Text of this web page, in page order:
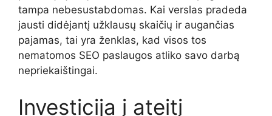
tampa nebesustabdomas. Kai verslas pradeda
jausti didėjantį užklausų skaičių ir augančias
pajamas, tai yra ženklas, kad visos tos
nematomos SEO paslaugos atliko savo darbą
nepriekaištingai.
Investicija į ateitį